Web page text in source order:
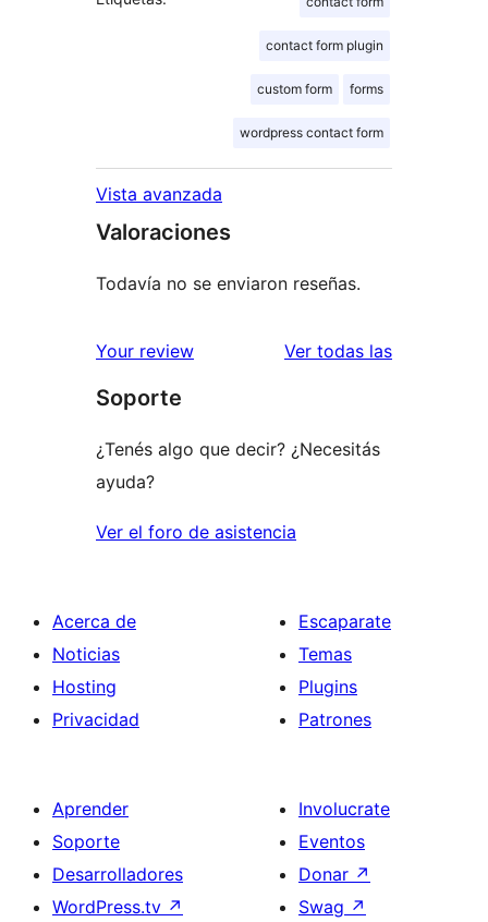
contact form plugin
custom form forms
wordpress contact form
Vista avanzada
Valoraciones
Todavía no se enviaron reseñas.
Your review Ver todas lasreseñas
Soporte
¿Tenés algo que decir? ¿Necesitás
ayuda?
Ver el foro de asistencia
Acerca de
Noticias
Hosting
Privacidad
Escaparate
Temas
Plugins
Patrones
Aprender
Soporte
Desarrolladores
WordPress.tv ↗
Involucrate
Eventos
Donar ↗
Swag ↗